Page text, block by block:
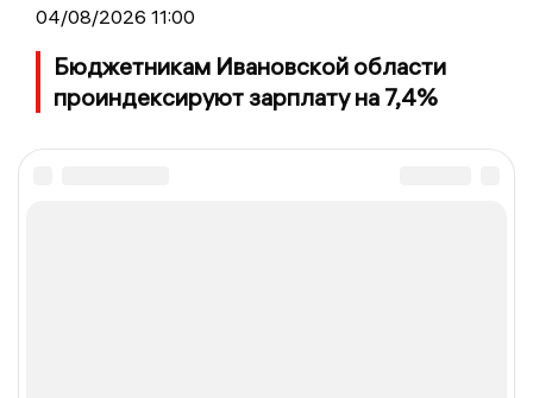
04/08/2026 11:00
Бюджетникам Ивановской области
проиндексируют зарплату на 7,4%